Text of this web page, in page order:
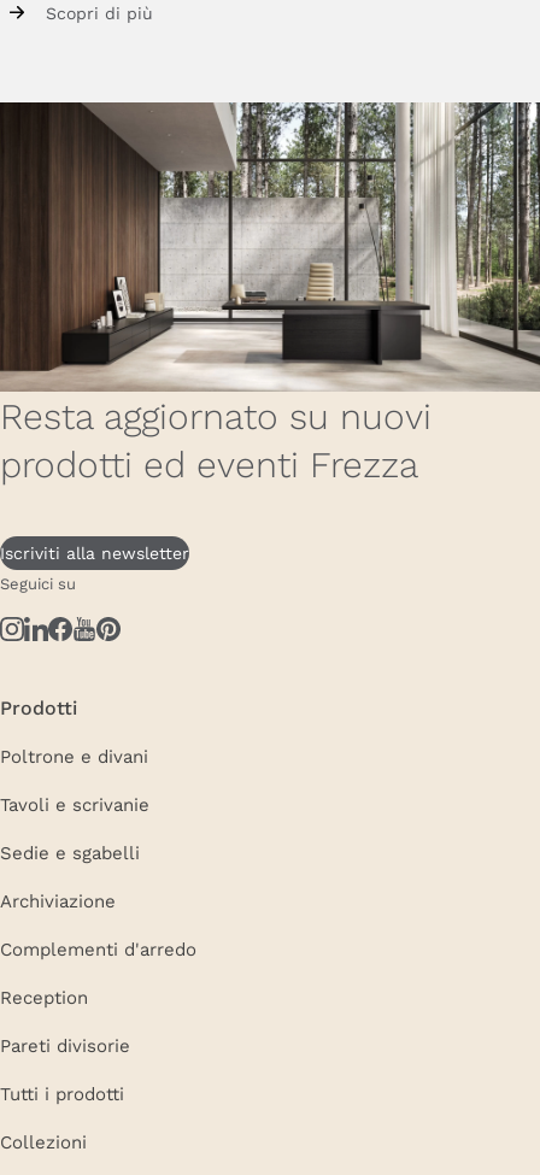
Scopri di più
Resta aggiornato su nuovi
prodotti ed eventi Frezza
Iscriviti alla newsletter
Seguici su
Prodotti
Poltrone e divani
Tavoli e scrivanie
Sedie e sgabelli
Archiviazione
Complementi d'arredo
Reception
Pareti divisorie
Tutti i prodotti
Collezioni